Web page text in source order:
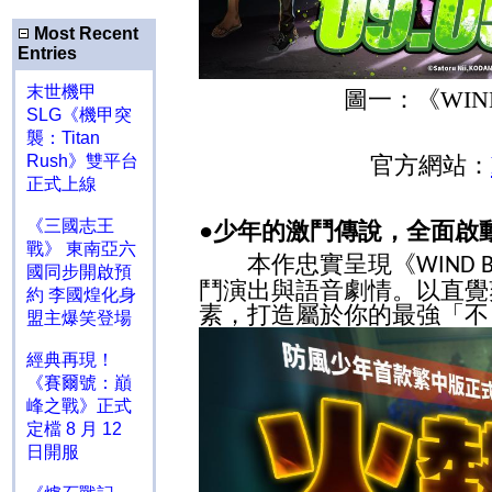
Most Recent
Entries
末世機甲
SLG《機甲突
襲：Titan
Rush》雙平台
正式上線
《三國志王
戰》 東南亞六
國同步開啟預
約 李國煌化身
盟主爆笑登場
經典再現！
《賽爾號：巔
峰之戰》正式
定檔 8 月 12
日開服
圖一：《
官方網站：
●少年的激鬥傳說，全面啟
本作忠實呈現《WIND
鬥演出與語音劇情。以直
素，打造屬於你的最強「